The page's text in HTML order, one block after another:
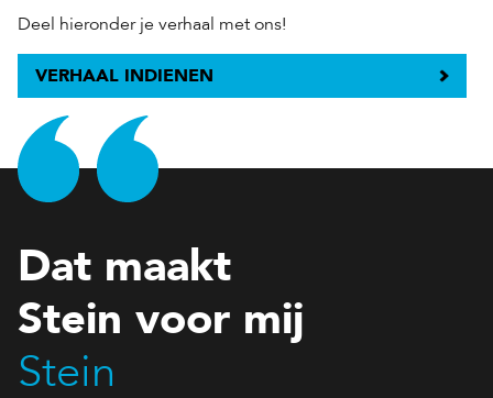
Deel hieronder je verhaal met ons!
VERHAAL INDIENEN
Dat maakt
Stein voor mij
Stein